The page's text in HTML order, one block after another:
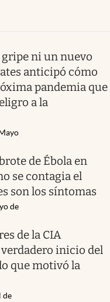
gripe ni un nuevo
anticipó cómo
pandemia que
a la
de Ébola en
se contagia el
son los síntomas
de
de la CIA
inicio del
que motivó la
de